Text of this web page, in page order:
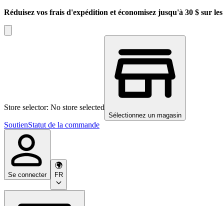
Réduisez vos frais d'expédition et économisez jusqu'à 30 $ sur
Store selector: No store selected
Sélectionnez un magasin
SoutienStatut de la commande
Se connecter FR